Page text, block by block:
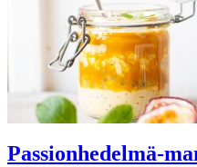
Passionhedelmä-